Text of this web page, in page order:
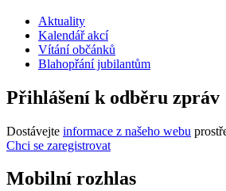
Aktuality
Kalendář akcí
Vítání občánků
Blahopřání jubilantům
Přihlášení k odběru zpráv
Dostávejte informace z našeho webu
Chci se zaregistrovat
Mobilní rozhlas